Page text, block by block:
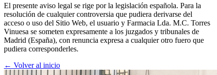
El presente aviso legal se rige por la legislación española. Para la
resolución de cualquier controversia que pudiera derivarse del
acceso o uso del Sitio Web, el usuario y Farmacia Lda. M.C. Torres
Vinuesa se someten expresamente a los juzgados y tribunales de
Madrid (España), con renuncia expresa a cualquier otro fuero que
pudiera corresponderles.
← Volver al inicio